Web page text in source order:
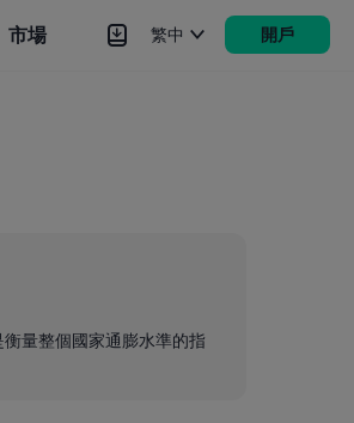
市場 繁中 開戶
量整個國家通膨水準的指